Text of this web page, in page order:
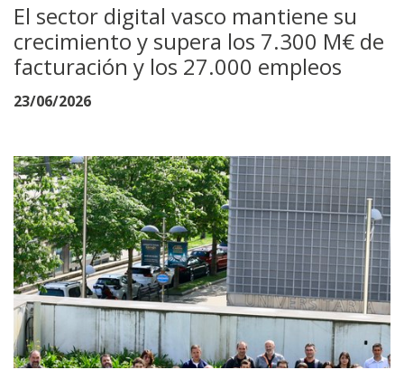
El sector digital vasco mantiene su
crecimiento y supera los 7.300 M€ de
facturación y los 27.000 empleos
23/06/2026